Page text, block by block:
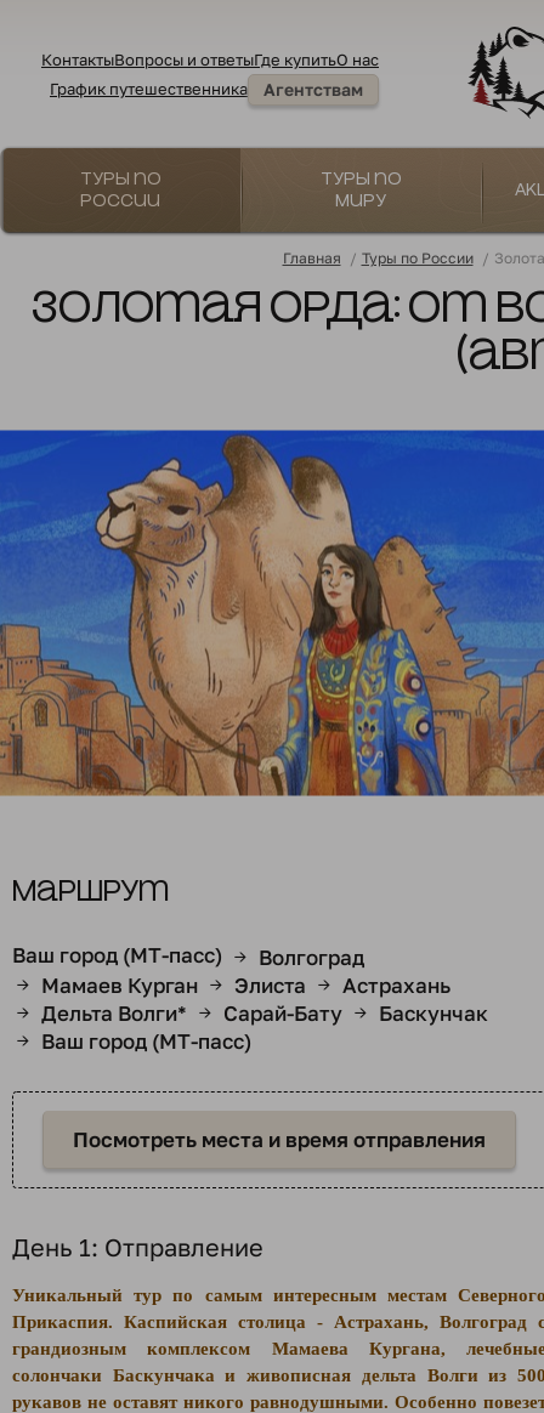
КонтактыВопросы и ответыГде купитьО нас
График путешественника
Агентствам
Туры по
России
Туры по
миру
Главная / Туры по России /
Золотая Орда: от
Маршрут
Ваш город (МТ-пасс) → Волгоград
→ Мамаев Курган → Элиста → Астрахань
→ Дельта Волги* → Сарай-Бату → Баскунчак
→ Ваш город (МТ-пасс)
Посмотреть места и время отправления
День 1: Отправление
Уникальный тур по самым интересным местам
Прикаспия. Каспийская столица - Астрахань, Волгоград
грандиозным комплексом Мамаева Кургана,
солончаки Баскунчака и живописная дельта Волги из
рукавов не оставят никого равнодушными. Особенно